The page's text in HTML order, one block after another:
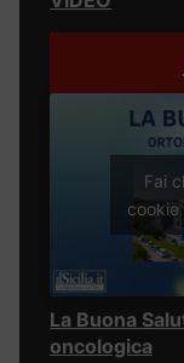
Fai
La Buona
oncologica